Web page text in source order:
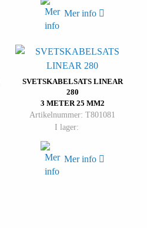
Mer info
SVETSKABELSATS LINEAR
280
3 METER 25 MM2
Artikelnummer: T801081
I lager:
Mer info